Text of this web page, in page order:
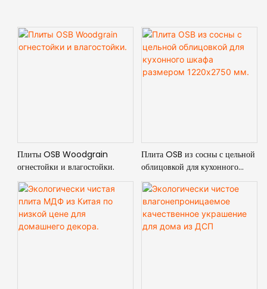
Плиты OSB Woodgrain
огнестойки и влагостойки.
Плита OSB из сосны с цельной
облицовкой для кухонного
шкафа размером 1220x2750
мм.